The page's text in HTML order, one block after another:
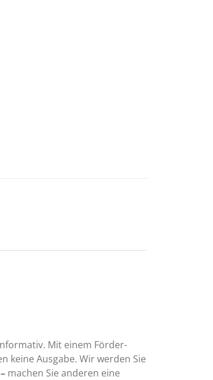
Mit einem Förder-
keine Ausgabe. Wir werden Sie
– machen Sie anderen eine